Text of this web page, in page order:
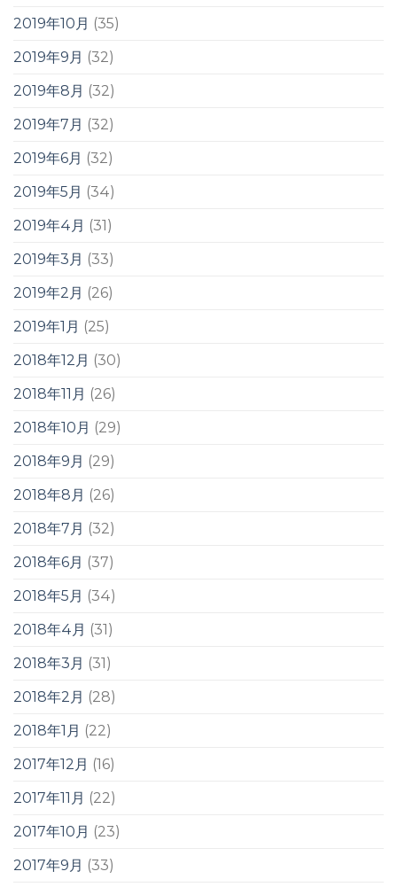
2019年10月 (35)
2019年9月 (32)
2019年8月 (32)
2019年7月 (32)
2019年6月 (32)
2019年5月 (34)
2019年4月 (31)
2019年3月 (33)
2019年2月 (26)
2019年1月 (25)
2018年12月 (30)
2018年11月 (26)
2018年10月 (29)
2018年9月 (29)
2018年8月 (26)
2018年7月 (32)
2018年6月 (37)
2018年5月 (34)
2018年4月 (31)
2018年3月 (31)
2018年2月 (28)
2018年1月 (22)
2017年12月 (16)
2017年11月 (22)
2017年10月 (23)
2017年9月 (33)